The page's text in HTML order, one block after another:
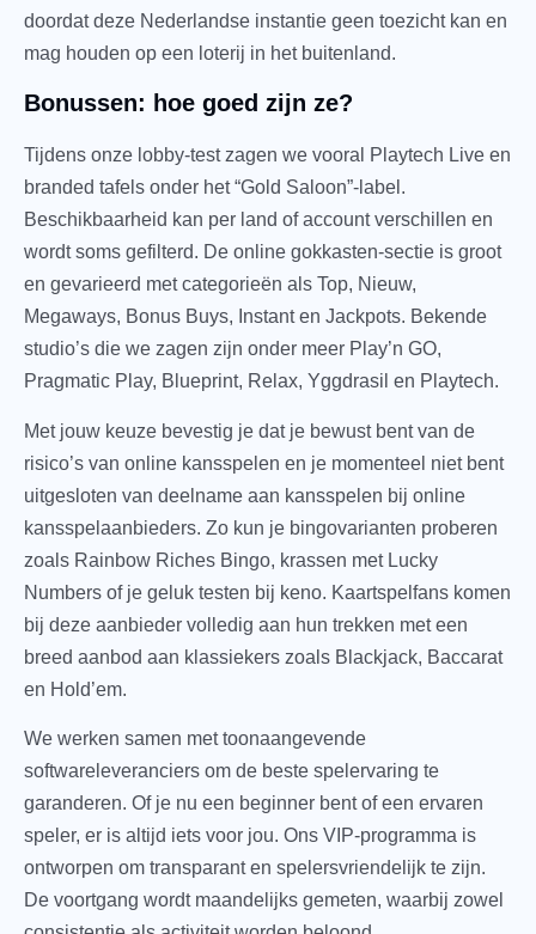
doordat deze Nederlandse instantie geen toezicht kan en
mag houden op een loterij in het buitenland.
Bonussen: hoe goed zijn ze?
Tijdens onze lobby-test zagen we vooral Playtech Live en
branded tafels onder het “Gold Saloon”-label.
Beschikbaarheid kan per land of account verschillen en
wordt soms gefilterd. De online gokkasten-sectie is groot
en gevarieerd met categorieën als Top, Nieuw,
Megaways, Bonus Buys, Instant en Jackpots. Bekende
studio’s die we zagen zijn onder meer Play’n GO,
Pragmatic Play, Blueprint, Relax, Yggdrasil en Playtech.
Met jouw keuze bevestig je dat je bewust bent van de
risico’s van online kansspelen en je momenteel niet bent
uitgesloten van deelname aan kansspelen bij online
kansspelaanbieders. Zo kun je bingovarianten proberen
zoals Rainbow Riches Bingo, krassen met Lucky
Numbers of je geluk testen bij keno. Kaartspelfans komen
bij deze aanbieder volledig aan hun trekken met een
breed aanbod aan klassiekers zoals Blackjack, Baccarat
en Hold’em.
We werken samen met toonaangevende
softwareleveranciers om de beste spelervaring te
garanderen. Of je nu een beginner bent of een ervaren
speler, er is altijd iets voor jou. Ons VIP-programma is
ontworpen om transparant en spelersvriendelijk te zijn.
De voortgang wordt maandelijks gemeten, waarbij zowel